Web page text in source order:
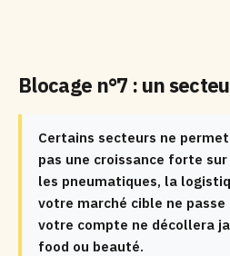
Blocage n°7 : un
Certains secteurs ne
pas une croissance forte
les pneumatiques, la
votre marché cible ne
votre compte ne décollera
food ou beauté.